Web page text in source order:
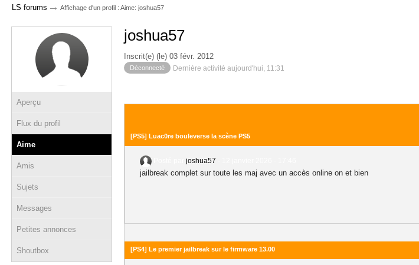
LS forums → Affichage d'un profil : Aime: joshua57
Aperçu
Flux du profil
Aime
Amis
Sujets
Messages
Petites annonces
Shoutbox
joshua57
Inscrit(e) (le) 03 févr. 2012
Déconnecté Dernière activité aujourd'hui, 11:31
[PS5] Luac0re bouleverse la scène PS5
joshua57
jailbreak complet sur toute les maj avec un accès online on et bien
[PS4] Le premier jailbreak sur le firmware 13.00